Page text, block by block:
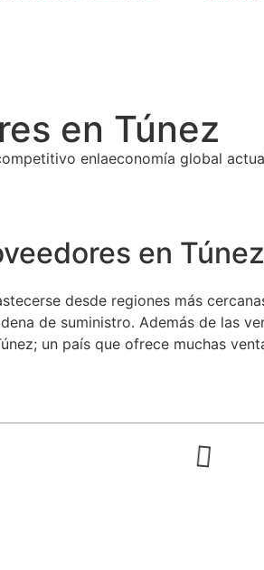
en Túnez
enlaeconomía global
en Túnez
desde regiones más
de suministro. Además de las
un país que ofrece muchas